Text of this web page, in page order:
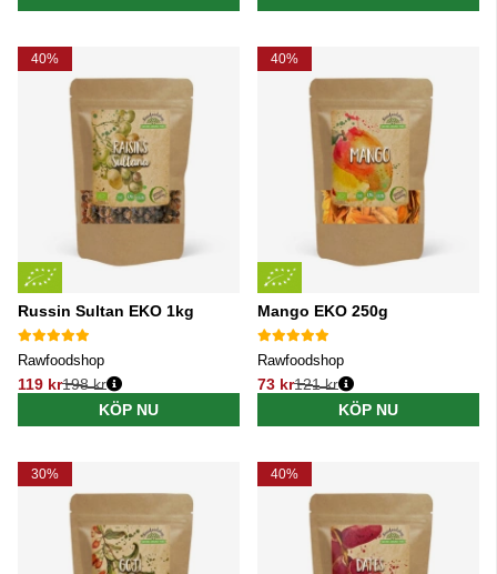
40%
Russin Sultan EKO 1kg
Rawfoodshop
119 kr
Ordinarie pris:
198 kr
KÖP NU
40%
Mango EKO 250g
Rawfoodshop
73 kr
Ordinarie pris:
121 kr
KÖP NU
30% 40%